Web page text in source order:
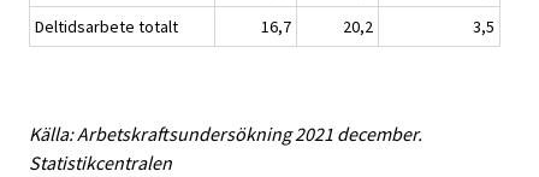
Deltidsarbete totalt
16,7 20,2 3,5
Källa: Arbetskraftsundersökning 2021 december.
Statistikcentralen